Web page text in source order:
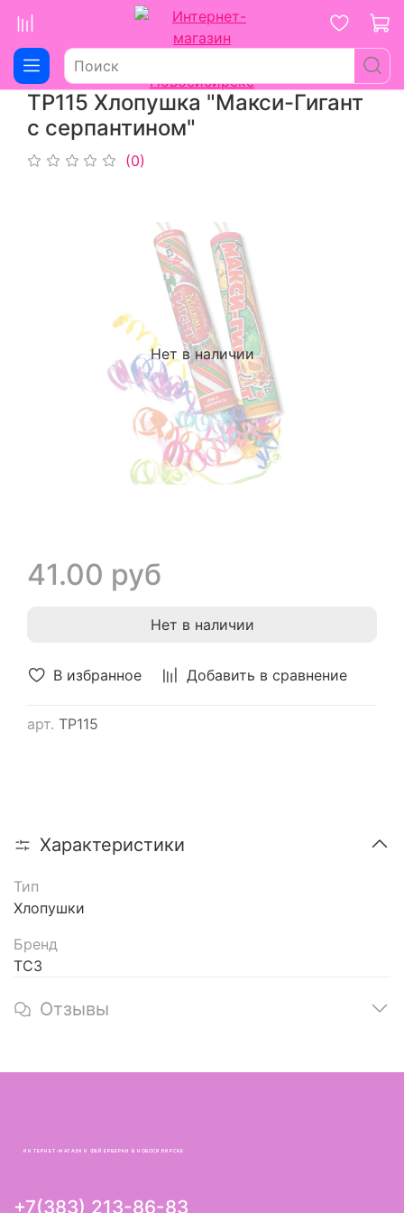
ТР115 Хлопушка "Макси-Гигант
с серпантином"
(0)
В избранное Добавить в сравнение
арт. ТР115
Нет в наличии
41.00 руб
Нет в наличии
Характеристики
Тип
Хлопушки
Бренд
ТСЗ
Отзывы
ИНТЕРНЕТ-МАГАЗИН ФЕЙЕРВЕРКИ В НОВОСИБИРСКЕ
+7(383) 213-86-83